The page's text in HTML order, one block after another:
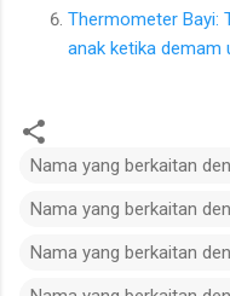
Thermometer Bayi:
anak ketika demam
Nama yang berkaitan
Nama yang berkaitan
Nama yang berkaitan